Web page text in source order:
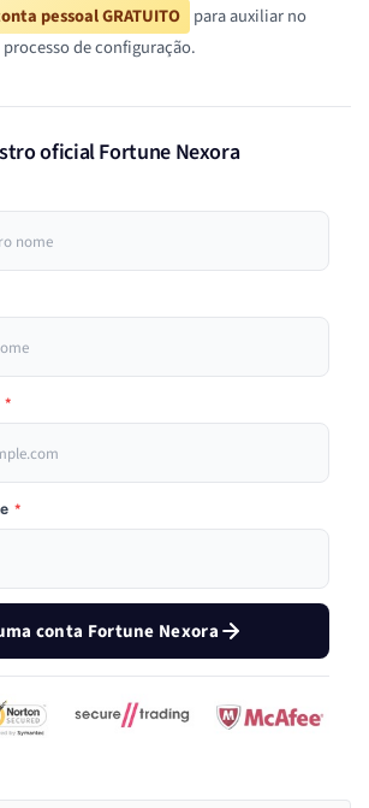
pessoal GRATUITO para auxiliar no
processo de configuração.
oficial Fortune Nexora
*
*
conta Fortune Nexora